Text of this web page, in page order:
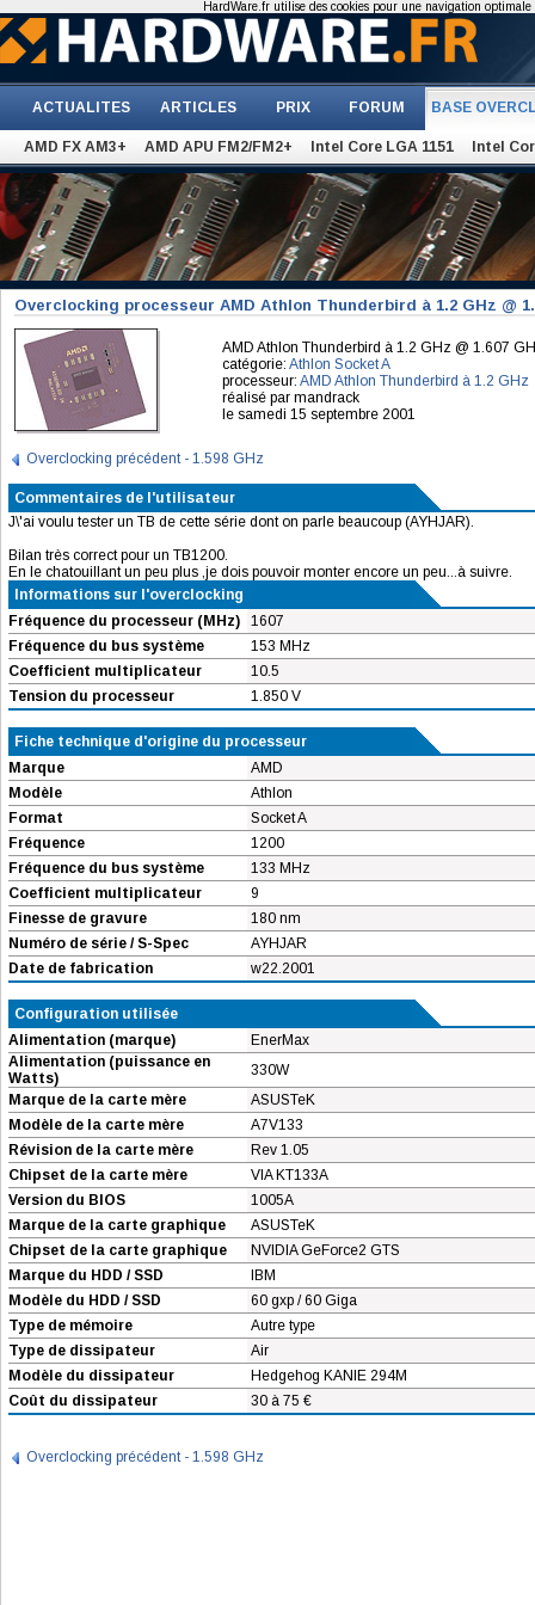
ACTUALITES ARTICLES PRIX FORUM BASE
AMD FX AM3+ AMD APU FM2/FM2+ Intel Core LGA 1151 Intel
Overclocking processeur AMD Athlon Thunderbird à 1.2 GHz @
AMD Athlon Thunderbird à 1.2 GHz @ 1.607
catégorie: Athlon Socket A
processeur: AMD Athlon Thunderbird à 1.2 GHz
réalisé par mandrack
le samedi 15 septembre 2001
Overclocking précédent - 1.598 GHz
Commentaires de l'utilisateur
J\'ai voulu tester un TB de cette série dont on parle beaucoup (AYHJAR).
Bilan très correct pour un TB1200.
En le chatouillant un peu plus ,je dois pouvoir monter encore un peu...à suivre.
Informations sur l'overclocking
Fréquence du processeur (MHz)
1607
Fréquence du bus système
153 MHz
Coefficient multiplicateur
10.5
Tension du processeur
1.850 V
Fiche technique d'origine du processeur
Marque
AMD
Modèle
Athlon
Format
Socket A
Fréquence
1200
Fréquence du bus système
133 MHz
Coefficient multiplicateur
9
Finesse de gravure
180 nm
Numéro de série / S-Spec
AYHJAR
Date de fabrication
w22.2001
Configuration utilisée
Alimentation (marque)
EnerMax
Alimentation (puissance en
Watts)
330W
Marque de la carte mère
ASUSTeK
Modèle de la carte mère
A7V133
Révision de la carte mère
Rev 1.05
Chipset de la carte mère
VIA KT133A
Version du BIOS
1005A
Marque de la carte graphique
ASUSTeK
Chipset de la carte graphique
NVIDIA GeForce2 GTS
Marque du HDD / SSD
IBM
Modèle du HDD / SSD
60 gxp / 60 Giga
Type de mémoire
Autre type
Type de dissipateur
Air
Modèle du dissipateur
Hedgehog KANIE 294M
Coût du dissipateur
30 à 75 €
Overclocking précédent - 1.598 GHz
HardWare.fr utilise des cookies pour une navigation